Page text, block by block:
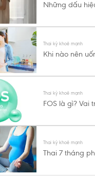
Những dấu
Thai kỳ khoẻ mạnh
Khi nào nên
Thai kỳ khoẻ mạnh
FOS là gì? Vai
Thai kỳ khoẻ mạnh
Thai 7 tháng